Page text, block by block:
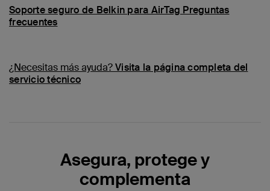
Soporte seguro de Belkin para AirTag Preguntas
frecuentes
¿Necesitas más ayuda?Visita la página completa del
servicio técnico
Asegura, protege y
complementa